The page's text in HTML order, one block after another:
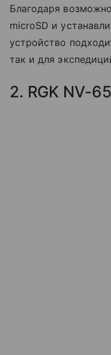
Благодаря
microSD и
устройство
так и для
2. RGK NV-65